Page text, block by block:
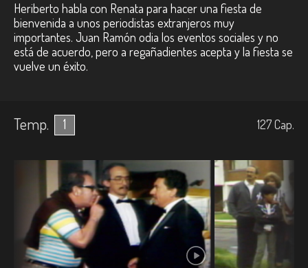
Heriberto habla con Renata para hacer una fiesta de
bienvenida a unos periodistas extranjeros muy
importantes. Juan Ramón odia los eventos sociales y no
está de acuerdo, pero a regañadientes acepta y la fiesta se
vuelve un éxito.
Temp. 1 127Cap.